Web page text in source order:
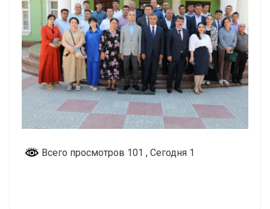
Всего просмотров 101 , Сегодня 1